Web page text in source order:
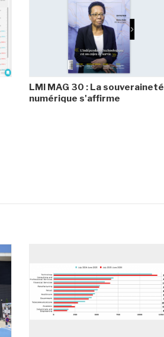
LMI MAG 30 : La souveraineté
numérique s'affirme